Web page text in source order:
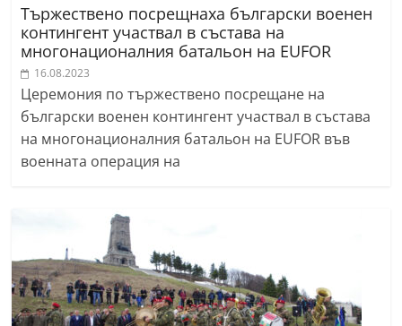
Тържествено посрещнаха български военен
контингент участвал в състава на
многонационалния батальон на EUFOR
16.08.2023
Церемония по тържествено посрещане на
български военен контингент участвал в състава
на многонационалния батальон на EUFOR във
военната операция на